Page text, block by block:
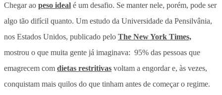
Chegar ao peso ideal é um desafio. Se manter nele, porém, pode ser
algo tão difícil quanto. Um estudo da Universidade da Pensilvânia,
nos Estados Unidos, publicado pelo The New York Times,
mostrou o que muita gente já imaginava: 95% das pessoas que
emagrecem com dietas restritivas voltam a engordar e, às vezes,
conquistam mais quilos do que tinham antes de começar o regime.